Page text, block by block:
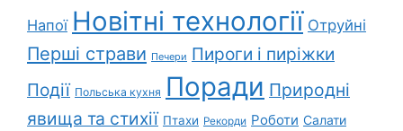
Напої Новітні технології Отруйні
Перші страви Печери Пироги і пиріжки
Події Польська кухня Поради Природні
явища та стихії Птахи Рекорди Роботи Салати